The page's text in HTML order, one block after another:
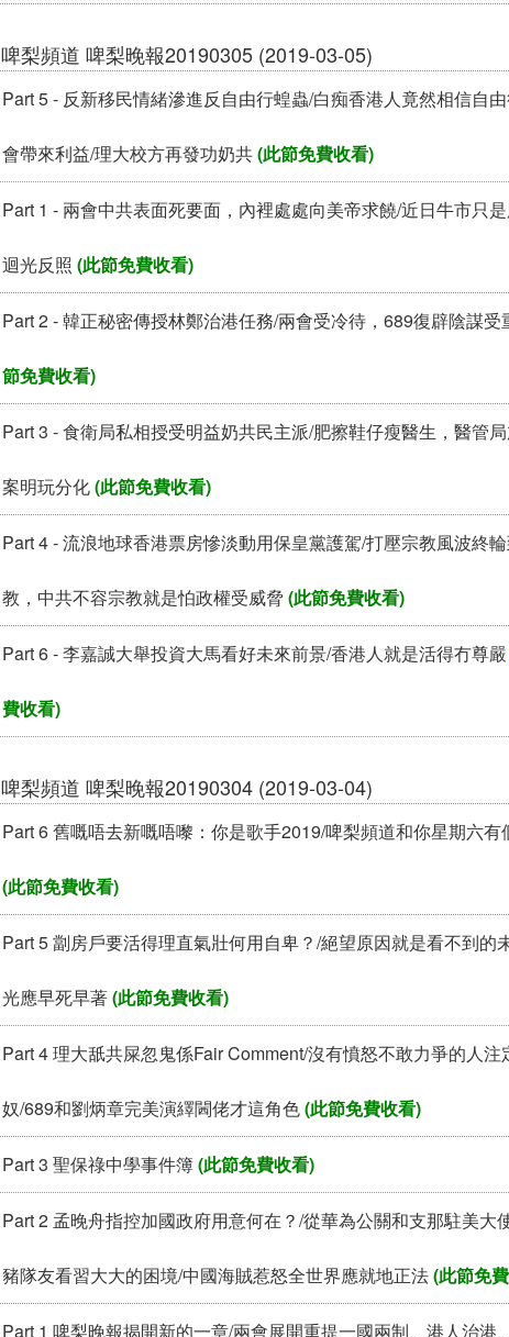
啤梨頻道 啤梨晚報20190305 (2019-03-05)
Part 5 - 反新移民情緒滲進反自由行蝗蟲/白痴香港人竟然相信自
會帶來利益/理大校方再發功奶共(此節免費收看)
Part 1 - 兩會中共表面死要面，內裡處處向美帝求饒/近日牛市只
迴光反照 (此節免費收看)
Part 2 - 韓正秘密傳授林鄭治港任務/兩會受冷待，689復辟陰謀受
節免費收看)
Part 3 - 食衛局私相授受明益奶共民主派/肥擦鞋仔瘦醫生，醫管
案明玩分化(此節免費收看)
Part 4 - 流浪地球香港票房慘淡動用保皇黨護駕/打壓宗教風波終
教，中共不容宗教就是怕政權受威脅 (此節免費收看)
Part 6 - 李嘉誠大舉投資大馬看好未來前景/香港人就是活得冇尊嚴
費收看)
啤梨頻道 啤梨晚報20190304 (2019-03-04)
Part 6 舊嘅唔去新嘅唔嚟：你是歌手2019/啤梨頻道和你星期六有
(此節免費收看)
Part 5 劏房戶要活得理直氣壯何用自卑？/絕望原因就是看不到的
光應早死早著(此節免費收看)
Part 4 理大舐共屎忽鬼係Fair Comment/沒有憤怒不敢力爭的人注
奴/689和劉炳章完美演繹閪佬才這角色(此節免費收看)
Part 3 聖保祿中學事件簿(此節免費收看)
Part 2 孟晚舟指控加國政府用意何在？/從華為公關和支那駐美大
豬隊友看習大大的困境/中國海賊惹怒全世界應就地正法(此節免
Part 1 啤梨晚報揭開新的一章/兩會展開重提一國兩制、港人治港